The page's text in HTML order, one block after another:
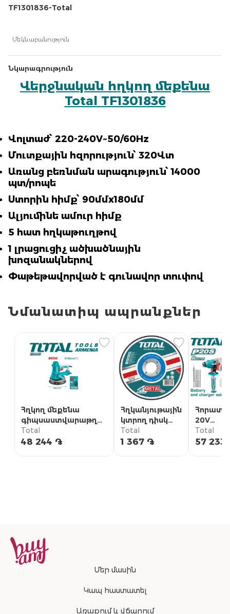
Առանց բեռնման արագություն՝ 14000
Ալյումինե ամուր հիմք
1 լրացուցիչ ածխածնային
խոզանակներով
Փաթեթավորված է գունավոր տուփով
TF1301836-Total
Մեկնաբանություն
Նկարագրություն
Վերջնական հղկող մեքենա
Total TF1301836
Վոլտաժ՝ 220-240V~50/60Hz
Մուտքային հզորություն՝ 320Վտ
Առանց բեռնման արագություն՝ 14000
պտ/րոպե
Ստորին հիմք՝ 90մմx180մմ
Ալյումինե ամուր հիմք
5 հատ հղկաթուղթով
1 լրացուցիչ ածխածնային
խոզանակներով
Փաթեթավորված է գունավոր տուփով
Նմանատիպ ապրանքներ
Հղկող մեքենա
գիպսաստվարաթղթի
համար 850վ
Total
48 244 ֏
Հղկանյութային
կտրող դիսկ
230x3.2x22.2
մմ
Total
1 367 ֏
20V
Total
57 233
Մեր մասին
Կապ հաստատել
Առաքում և վճարում